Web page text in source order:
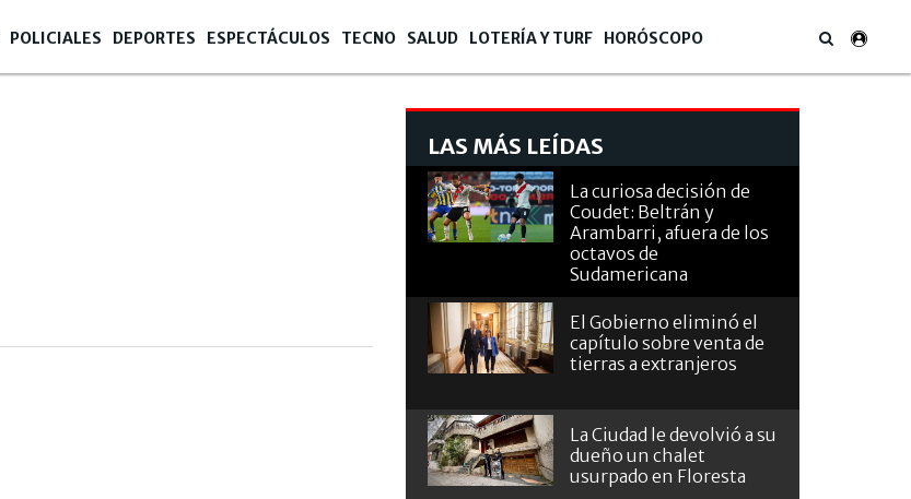
POLICIALES DEPORTES ESPECTÁCULOS TECNO SALUD LOTERÍA Y TURF HORÓSCOPO
LAS MÁS LEÍDAS
La curiosa decisión de
Coudet: Beltrán y
Arambarri, afuera de los
octavos de
Sudamericana
El Gobierno eliminó el
capítulo sobre venta de
tierras a extranjeros
La Ciudad le devolvió a su
dueño un chalet
usurpado en Floresta